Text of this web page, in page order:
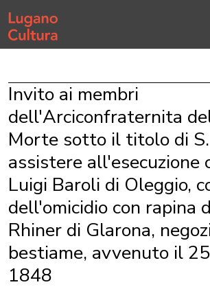
Home page
Invito ai membri
dell'Arciconfraternita
Morte sotto il titolo di
assistere all'esecuzione
Luigi Baroli di Oleggio,
dell'omicidio con rapina
Rhiner di Glarona,
bestiame, avvenuto il
1848